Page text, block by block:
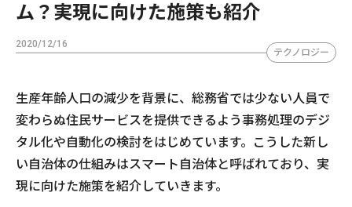
ム？実現に向けた施策も紹介
2020/12/16
テクノロジー
生産年齢人口の減少を背景に、総務省では少ない人員で
変わらぬ住民サービスを提供できるよう事務処理のデジ
タル化や自動化の検討をはじめています。こうした新し
い自治体の仕組みはスマート自治体と呼ばれており、実
現に向けた施策を紹介していきます。